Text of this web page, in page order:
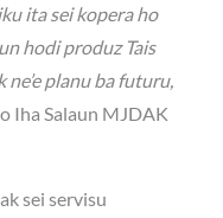
ita sei kopera ho
hodi produz Tais
ne’e planu ba futuru,
Iha Salaun MJDAK
sei servisu